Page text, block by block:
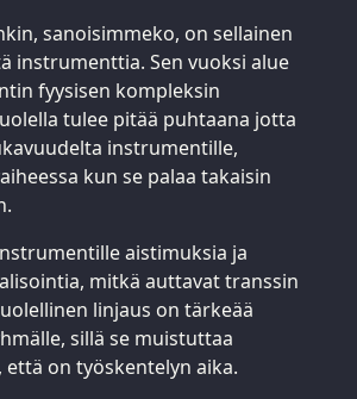
sanoisimmeko, on sellainen
instrumenttia. Sen vuoksi alue
fyysisen kompleksin
tulee pitää puhtaana jotta
instrumentille,
kun se palaa takaisin
aistimuksia ja
mitkä auttavat transsin
linjaus on tärkeää
sillä se muistuttaa
on työskentelyn aika.